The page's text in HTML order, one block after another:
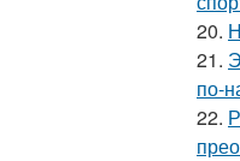
20.
21.
по-
22.